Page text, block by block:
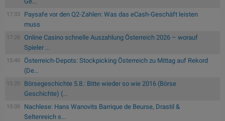
17:33
Paysafe vor den Q2-Zahlen: Was das eCash-Geschäft leisten
muss
17:26
Online Casino schnelle Auszahlung Österreich 2026 – worauf
Spieler ...
15:40
Österreich-Depots: Stockpicking Österreich zu Mittag auf Rekord
(De...
15:20
Börsegeschichte 5.8.: Bitte wieder so wie 2016 (Börse
Geschichte) (...
15:00
Nachlese: Hans Wanovits Barrique de Beurse, Drastil &
Seltenreich s...